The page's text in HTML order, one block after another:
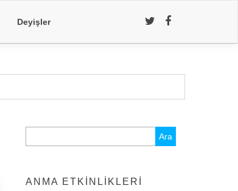
Deyişler
ANMA ETKINLIKLERI